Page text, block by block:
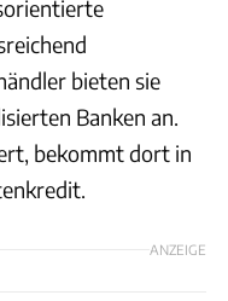
bieten sie
Banken an.
bekommt dort in
ANZEIGE